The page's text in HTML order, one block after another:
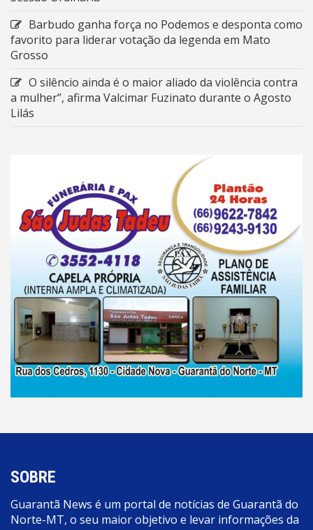
Barbudo ganha força no Podemos e desponta como
favorito para liderar votação da legenda em Mato
Grosso
O silêncio ainda é o maior aliado da violência contra
a mulher”, afirma Valcimar Fuzinato durante o Agosto
Lilás
SOBRE
Guarantã News é um portal de notícias de Guarantã do
Norte-MT, o seu maior objetivo e levar informações da